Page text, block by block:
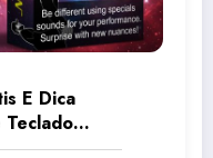
E Dica